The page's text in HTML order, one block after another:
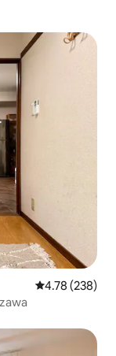
Penarafan
4.78 (238)